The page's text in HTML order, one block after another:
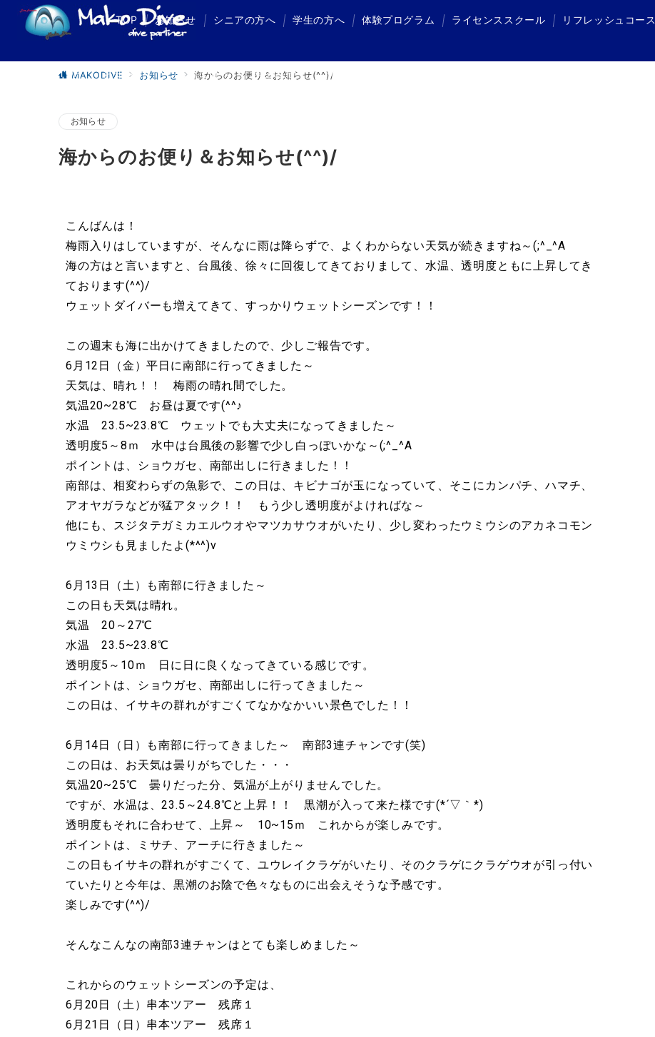
TOP お知らせ シニアの方へ 学生の方へ 体験プログラム
TOP お知らせ シニアの方へ 学生の方へ 体験プログラム ライセンススクール リフレッシュコース
MAKODIVE お知らせ 海からのお便り＆お知らせ(^^)/
お知らせ
海からのお便り＆お知らせ(^^)/
こんばんは！
梅雨入りはしていますが、そんなに雨は降らずで、よくわからない天気が続きますね～(;^_^A
海の方はと言いますと、台風後、徐々に回復してきておりまして、水温、透明度ともに上昇してき
ております(^^)/
ウェットダイバーも増えてきて、すっかりウェットシーズンです！！
この週末も海に出かけてきましたので、少しご報告です。
6月12日（金）平日に南部に行ってきました～
天気は、晴れ！！ 梅雨の晴れ間でした。
気温20~28℃ お昼は夏です(^^♪
水温 23.5~23.8℃ ウェットでも大丈夫になってきました～
透明度5～8ｍ 水中は台風後の影響で少し白っぽいかな～(;^_^A
ポイントは、ショウガセ、南部出しに行きました！！
南部は、相変わらずの魚影で、この日は、キビナゴが玉になっていて、そこにカンパチ、ハマチ、
アオヤガラなどが猛アタック！！ もう少し透明度がよければな～
他にも、スジタテガミカエルウオやマツカサウオがいたり、少し変わったウミウシのアカネコモン
ウミウシも見ましたよ(*^^)v
6月13日（土）も南部に行きました～
この日も天気は晴れ。
気温 20～27℃
水温 23.5~23.8℃
透明度5～10ｍ 日に日に良くなってきている感じです。
ポイントは、ショウガセ、南部出しに行ってきました～
この日は、イサキの群れがすごくてなかなかいい景色でした！！
6月14日（日）も南部に行ってきました～ 南部3連チャンです(笑)
この日は、お天気は曇りがちでした・・・
気温20~25℃ 曇りだった分、気温が上がりませんでした。
ですが、水温は、23.5～24.8℃と上昇！！ 黒潮が入って来た様です(*´▽｀*)
透明度もそれに合わせて、上昇～ 10~15ｍ これからが楽しみです。
ポイントは、ミサチ、アーチに行きました～
この日もイサキの群れがすごくて、ユウレイクラゲがいたり、そのクラゲにクラゲウオが引っ付い
ていたりと今年は、黒潮のお陰で色々なものに出会えそうな予感です。
楽しみです(^^)/
そんなこんなの南部3連チャンはとても楽しめました～
これからのウェットシーズンの予定は、
6月20日（土）串本ツアー 残席１
6月21日（日）串本ツアー 残席１